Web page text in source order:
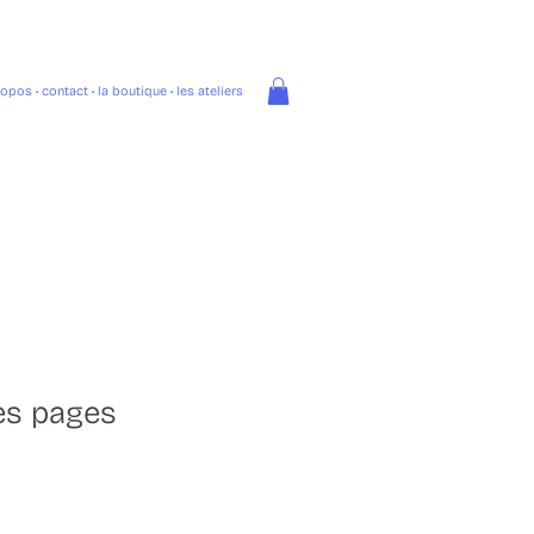
• contact • la boutique • les ateliers
pages